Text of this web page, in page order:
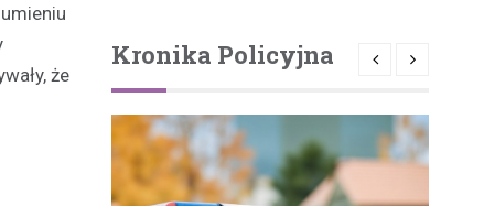
że
Kronika Policyjna